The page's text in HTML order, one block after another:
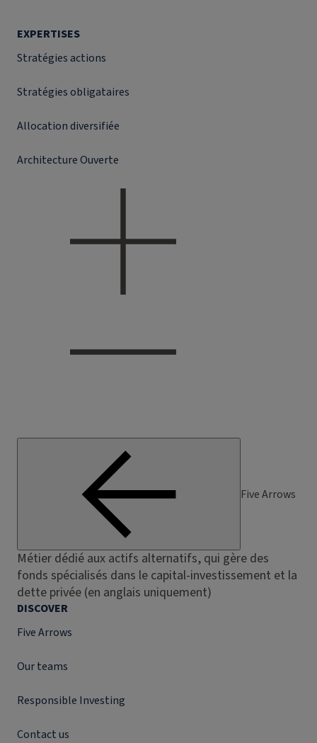
EXPERTISES
Stratégies actions
Stratégies obligataires
Allocation diversifiée
Architecture Ouverte
Five Arrows
Métier dédié aux actifs alternatifs, qui gère des
fonds spécialisés dans le capital-investissement et la
dette privée (en anglais uniquement)
DISCOVER
Five Arrows
Our teams
Responsible Investing
Contact us